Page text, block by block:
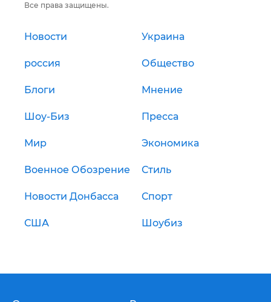
Все права защищены.
Новости Украина
россия Общество
Блоги Мнение
Шоу-Биз Пресса
Мир Экономика
Военное Обозрение Стиль
Новости Донбасса Спорт
США Шоубиз